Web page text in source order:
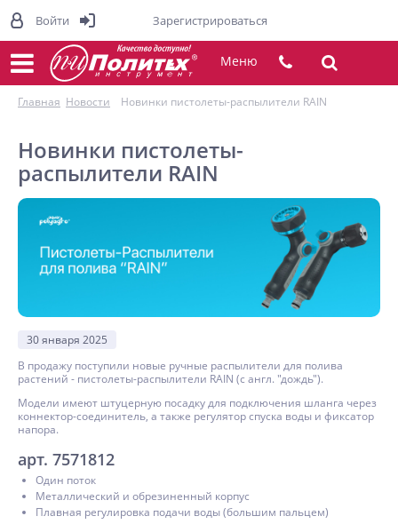
Меню
Главная Новости Новинки пистолеты-распылители RAIN
Новинки пистолеты-
распылители RAIN
30 января 2025
В продажу поступили новые ручные распылители для полива
растений - пистолеты-распылители RAIN (с англ. "дождь").
Модели имеют штуцерную посадку для подключения шланга через
коннектор-соединитель, а также регулятор спуска воды и фиксатор
напора.
арт. 7571812
Один поток
Металлический и обрезиненный корпус
Плавная регулировка подачи воды (большим пальцем)
Войти Зарегистрироваться